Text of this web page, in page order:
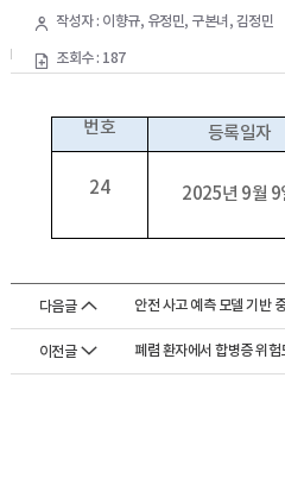
작성자 : 이향규, 유정민, 구본녀, 김정민
조회수 : 187
번호 등록일자
24 2025년 9월 9
다음글 안전 사고 예측 모델 기반
이전글